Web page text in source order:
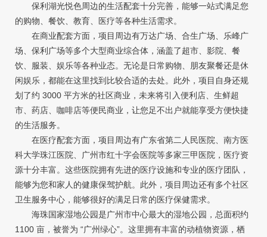
保利湖光悦色周边的生活配套十分完善，能够一站式满足您
的购物、餐饮、教育、医疗等各种生活需求。
在商业配套方面，项目周边有万达广场、合生广场、乐峰广
场、保利广场等多个大型商业综合体，涵盖了超市、影院、餐
饮、服装、娱乐等各种业态。无论是日常购物、朋友聚餐还是休
闲娱乐，都能在这里找到比较合适的去处。此外，项目自身还规
划了约 3000 平方米的社区商业，未来将引入便利店、生鲜超
市、药店、咖啡店等便民商业，让您足不出户就能享受方便快捷
的生活服务。
在医疗配套方面，项目周边有广东省第二人民医院、南方医
科大学珠江医院、广州市红十字会医院等多家三甲医院，医疗资
源十分丰富。这些医院拥有先进的医疗设施和专业的医疗团队，
能够为您和家人的健康保驾护航。此外，项目周边还有多个社区
卫生服务中心，能够很好的满足日常的医疗保健需求。
海珠国家湿地公园是广州市中心最大的湿地公园，总面积约
1100 亩，被誉为 “广州绿心”。这里拥有丰富的动植物资源，栖